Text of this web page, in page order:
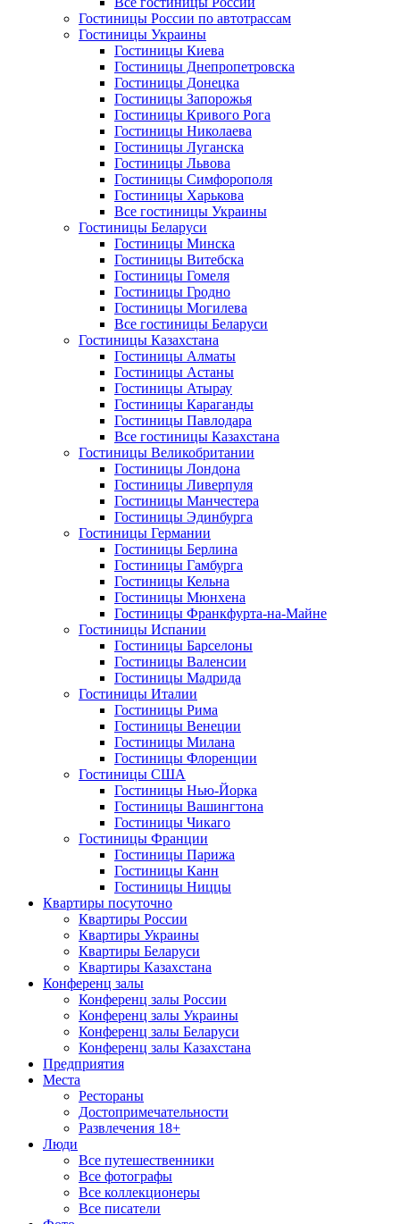
Гостиницы России по автотрассам
Гостиницы Украины
Гостиницы Киева
Гостиницы Днепропетровска
Гостиницы Донецка
Гостиницы Запорожья
Гостиницы Кривого Рога
Гостиницы Николаева
Гостиницы Луганска
Гостиницы Львова
Гостиницы Симфорополя
Гостиницы Харькова
Все гостиницы Украины
Гостиницы Беларуси
Гостиницы Минска
Гостиницы Витебска
Гостиницы Гомеля
Гостиницы Гродно
Гостиницы Могилева
Все гостиницы Беларуси
Гостиницы Казахстана
Гостиницы Алматы
Гостиницы Астаны
Гостиницы Атырау
Гостиницы Караганды
Гостиницы Павлодара
Все гостиницы Казахстана
Гостиницы Великобритании
Гостиницы Лондона
Гостиницы Ливерпуля
Гостиницы Манчестера
Гостиницы Эдинбурга
Гостиницы Германии
Гостиницы Берлина
Гостиницы Гамбурга
Гостиницы Кельна
Гостиницы Мюнхена
Гостиницы Франкфурта-на-Майне
Гостиницы Испании
Гостиницы Барселоны
Гостиницы Валенсии
Гостиницы Мадрида
Гостиницы Италии
Гостиницы Рима
Гостиницы Венеции
Гостиницы Милана
Гостиницы Флоренции
Гостиницы США
Гостиницы Нью-Йорка
Гостиницы Вашингтона
Гостиницы Чикаго
Гостиницы Франции
Гостиницы Парижа
Гостиницы Канн
Гостиницы Ниццы
Квартиры посуточно
Квартиры России
Квартиры Украины
Квартиры Беларуси
Квартиры Казахстана
Конференц залы
Конференц залы России
Конференц залы Украины
Конференц залы Беларуси
Конференц залы Казахстана
Предприятия
Места
Рестораны
Достопримечательности
Развлечения 18+
Люди
Все путешественники
Все фотографы
Все коллекционеры
Все писатели